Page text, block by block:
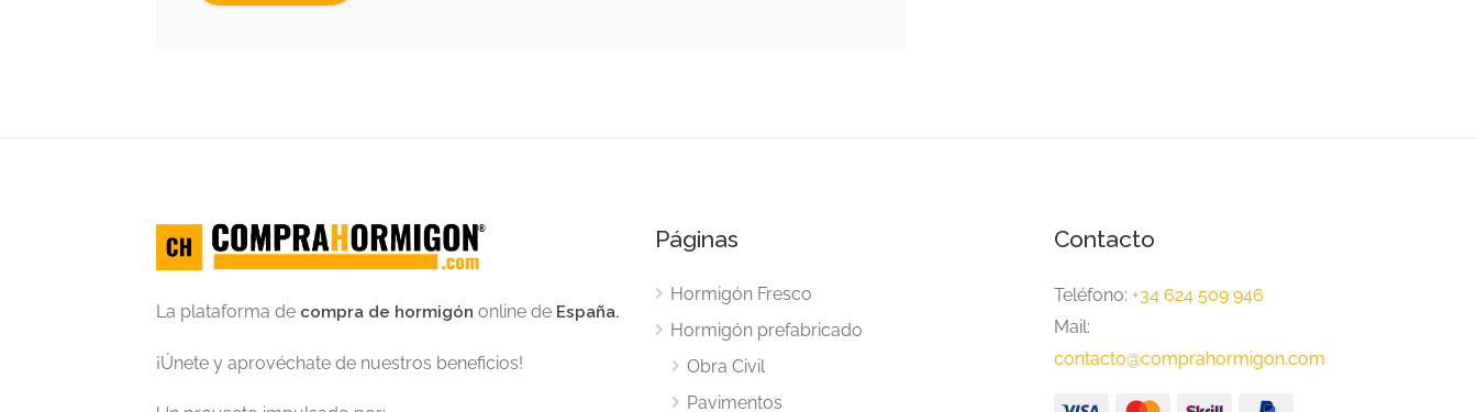
La plataforma de compra de hormigón online de España.
¡Únete y aprovéchate de nuestros beneficios!
Páginas
Hormigón Fresco
Hormigón prefabricado
Obra Civil
Pavimentos
Contacto
Teléfono:+34 624 509 946
Mail:
contacto@comprahormigon.com